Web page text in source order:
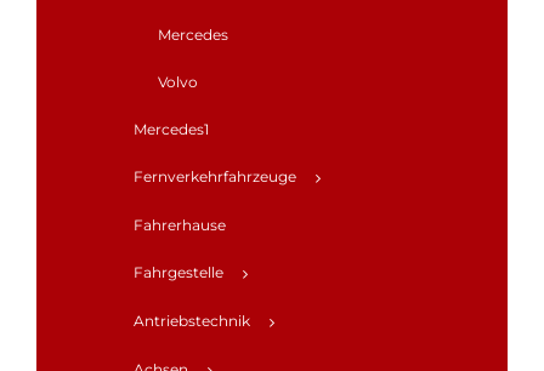
Mercedes
Volvo
Mercedes1
Fernverkehrfahrzeuge
Fahrerhause
Fahrgestelle
Antriebstechnik